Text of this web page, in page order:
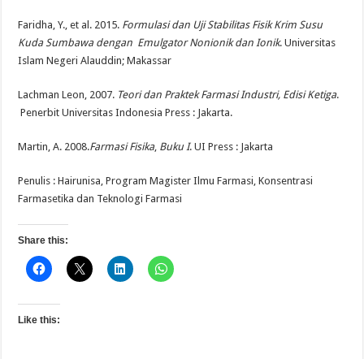
Faridha, Y., et al. 2015. Formulasi dan Uji Stabilitas Fisik Krim Susu
Kuda Sumbawa dengan Emulgator Nonionik dan Ionik. Universitas
Islam Negeri Alauddin; Makassar
Lachman Leon, 2007. Teori dan Praktek Farmasi Industri, Edisi Ketiga.
Penerbit Universitas Indonesia Press : Jakarta.
Martin, A. 2008.Farmasi Fisika, Buku I. UI Press : Jakarta
Penulis : Hairunisa, Program Magister Ilmu Farmasi, Konsentrasi
Farmasetika dan Teknologi Farmasi
Share this:
Like this: